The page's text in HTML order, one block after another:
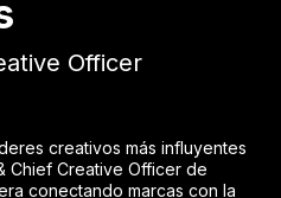
Officer
creativos más influyentes
Chief Creative Officer de
conectando marcas con la